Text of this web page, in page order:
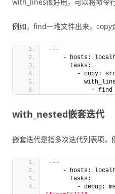
例如，find一堆文件出来，copy
---
- hosts:
      tasks:
- copy:
- find
with_nested嵌套迭代
嵌套迭代是指多次迭代列表项。
---
- hosts:
      tasks:
- debug: